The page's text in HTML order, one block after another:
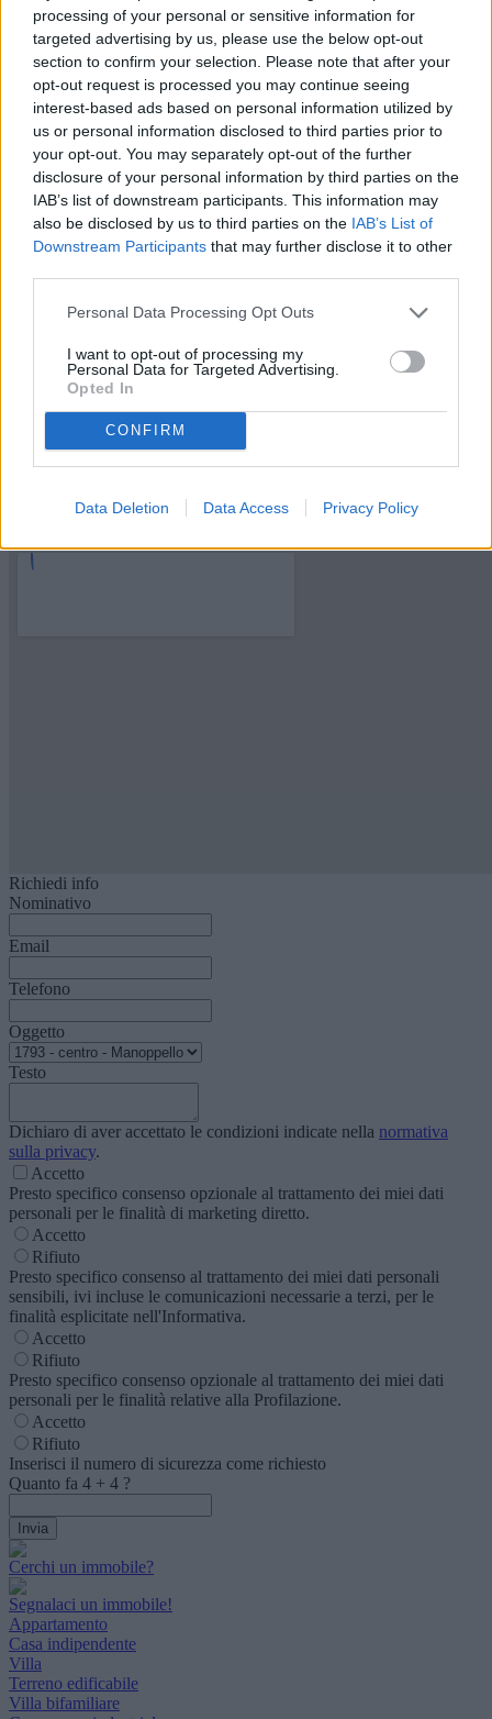
processing of your personal or sensitive information for
targeted advertising by us, please use the below opt-out
section to confirm your selection. Please note that after your
opt-out request is processed you may continue seeing
interest-based ads based on personal information utilized by
us or personal information disclosed to third parties prior to
your opt-out. You may separately opt-out of the further
disclosure of your personal information by third parties on the
IAB’s list of downstream participants. This information may
also be disclosed by us to third parties on the IAB’s List of
Downstream Participants that may further disclose it to other
Personal Data Processing Opt Outs
I want to opt-out of processing my
Personal Data for Targeted Advertising.
Opted In
CONFIRM
Data Deletion Data Access Privacy Policy
All'ingresso, un luminoso soggiorno con cucina abitabile a vista ti
accoglie, perfetto per momenti di convivialità. Il disimpegno
conduce alla camera matrimoniale e alla camera doppia, entrambe
spaziose e confortevoli. I due bagni, uno con vasca e un secondo di
servizio, assicurano praticità quotidiana. L'appartamento vanta due
balconi perimetrali, ideali per godere di momenti all'aria aperta.
Attualmente locato a uno studio professionale, garantisce un'ottima
rendita mensile fino al 31 marzo 2027, rendendolo un'opportunità
imperdibile per chi cerca un investimento sicuro. Le condizioni
generali dell'immobile sono molto buone, con un orientamento che
abbraccia il Nord, Sud ed Est. Non perdere l'occasione di visitare
questo appartamento del 1980, dotato di ascensore e classe
energetica G.
Piano
2 (20 mq ca.)
Riscaldamento
Richiedi info
Nominativo
Email
Telefono
Oggetto
Testo
Dichiaro di aver accettato le condizioni indicate nella normativa
sulla privacy.
Accetto
Presto specifico consenso opzionale al trattamento dei miei dati
personali per le finalità di marketing diretto.
Accetto
Rifiuto
Presto specifico consenso al trattamento dei miei dati personali
sensibili, ivi incluse le comunicazioni necessarie a terzi, per le
finalità esplicitate nell'Informativa.
Accetto
Rifiuto
Presto specifico consenso opzionale al trattamento dei miei dati
personali per le finalità relative alla Profilazione.
Accetto
Rifiuto
Inserisci il numero di sicurezza come richiesto
Quanto fa 4 + 4 ?
Cerchi un immobile?
Segnalaci un immobile!
Appartamento
Casa indipendente
Villa
Terreno edificabile
Villa bifamiliare